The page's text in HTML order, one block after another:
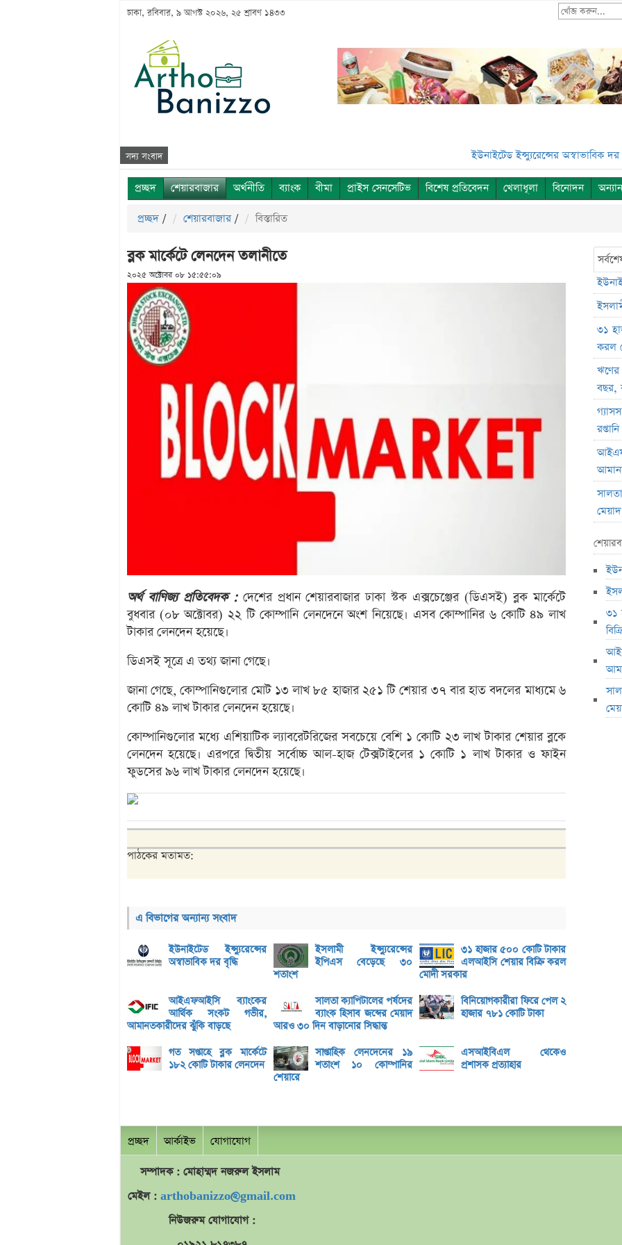
ঢাকা, রবিবার, ৯ আগস্ট ২০২৬, ২৫ শ্রাবণ ১৪৩৩
সদ্য সংবাদ ইউনাইটেড ইন্স্যুরেন্সের অস্বাভাবিক দর
প্রচ্ছদ শেয়ারবাজার অর্থনীতি ব্যাংক বীমা প্রাইস সেনসেটিভ বিশেষ প্রতিবেদন খেলাধূলা বিনোদন
প্রচ্ছদ / শেয়ারবাজার / বিস্তারিত
ব্লক মার্কেটে লেনদেন তলানীতে
২০২৫ অক্টোবর ০৮ ১৫:৫৫:০৯
অর্থ বাণিজ্য প্রতিবেদক :দেশের প্রধান শেয়ারবাজার ঢাকা স্টক এক্সচেঞ্জের (ডিএসই) ব্লক মার্কেটে
বুধবার (০৮ অক্টোবর) ২২ টি কোম্পানি লেনদেনে অংশ নিয়েছে। এসব কোম্পানির ৬ কোটি ৪৯ লাখ
টাকার লেনদেন হয়েছে।
ডিএসই সূত্রে এ তথ্য জানা গেছে।
জানা গেছে, কোম্পানিগুলোর মোট ১৩ লাখ ৮৫ হাজার ২৫১ টি শেয়ার ৩৭ বার হাত বদলের মাধ্যমে ৬
কোটি ৪৯ লাখ টাকার লেনদেন হয়েছে।
কোম্পানিগুলোর মধ্যে এশিয়াটিক ল্যাবরেটরিজের সবচেয়ে বেশি ১ কোটি ২৩ লাখ টাকার শেয়ার ব্লকে
লেনদেন হয়েছে। এরপরে দ্বিতীয় সর্বোচ্চ আল-হাজ টেক্সটাইলের ১ কোটি ১ লাখ টাকার ও ফাইন
ফুডসের ৯৬ লাখ টাকার লেনদেন হয়েছে।
পাঠকের মতামত:
এ বিভাগের অন্যান্য সংবাদ
ইউনাইটেড ইন্স্যুরেন্সের
অস্বাভাবিক দর বৃদ্ধি
ইসলামী ইন্স্যুরেন্সের
ইপিএস বেড়েছে ৩০
শতাংশ
৩১ হাজার ৫০০ কোটি টাকার
এলআইসি শেয়ার বিক্রি করল
মোদী সরকার
আইএফআইসি ব্যাংকের
আর্থিক সংকট গভীর,
আমানতকারীদের ঝুঁকি বাড়ছে
সালতা ক্যাপিটালের পর্ষদের
ব্যাংক হিসাব জব্দের মেয়াদ
আরও ৩০ দিন বাড়ানোর সিদ্ধান্ত
বিনিয়োগকারীরা ফিরে পেল ২
হাজার ৭৮১ কোটি টাকা
গত সপ্তাহে ব্লক মার্কেটে
১৮২ কোটি টাকার লেনদেন
সাপ্তাহিক লেনদেনের ১৯
শতাংশ ১০ কোম্পানির
শেয়ারে
এসআইবিএল থেকেও
প্রশাসক প্রত্যাহার
৩১
করল
বছর,
৪
বেচবে
জুলাই
৩১
প্রচ্ছদ আর্কাইভ যোগাযোগ
সম্পাদক : মোহাম্মদনজরুলইসলাম
মেইল : arthobanizzo@gmail.com
নিউজরুম যোগাযোগ :